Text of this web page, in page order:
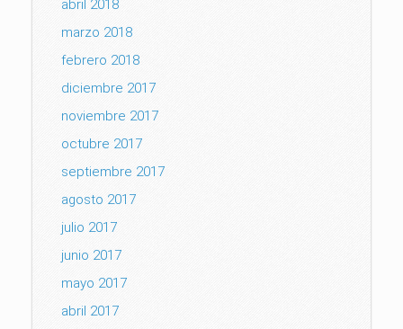
abril 2018
marzo 2018
febrero 2018
diciembre 2017
noviembre 2017
octubre 2017
septiembre 2017
agosto 2017
julio 2017
junio 2017
mayo 2017
abril 2017